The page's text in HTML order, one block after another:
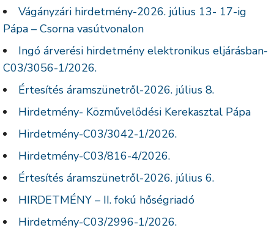
Vágányzári hirdetmény-2026. július 13- 17-ig
Pápa – Csorna vasútvonalon
Ingó árverési hirdetmény elektronikus eljárásban-
C03/3056-1/2026.
Értesítés áramszünetről-2026. július 8.
Hirdetmény- Közművelődési Kerekasztal Pápa
Hirdetmény-C03/3042-1/2026.
Hirdetmény-C03/816-4/2026.
Értesítés áramszünetről-2026. július 6.
HIRDETMÉNY – II. fokú hőségriadó
Hirdetmény-C03/2996-1/2026.